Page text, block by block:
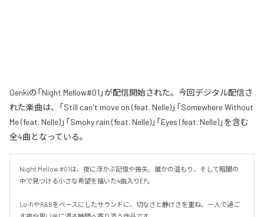
Genkiの「Night Mellow#01」が配信開始された。今回デジタル配信さ
れた楽曲は、「Still can't move on (feat. Nelle)」「Somewhere Without
Me (feat. Nelle)」「Smoky rain (feat. Nelle)」「Eyes (feat. Nelle)」を含む
全4曲となっている。
Night Mellow #01は、夜に浮かぶ記憶や喪失、誰かの温もり、そして暗闇の
中で見つける小さな希望を描いた4曲入りEP。
Lo-fiやR&Bをベースにしたサウンドに、切なさと静けさを重ね、一人で過ご